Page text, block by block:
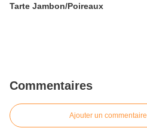
Tarte Jambon/Poireaux
Commentaires
Ajouter un commentaire